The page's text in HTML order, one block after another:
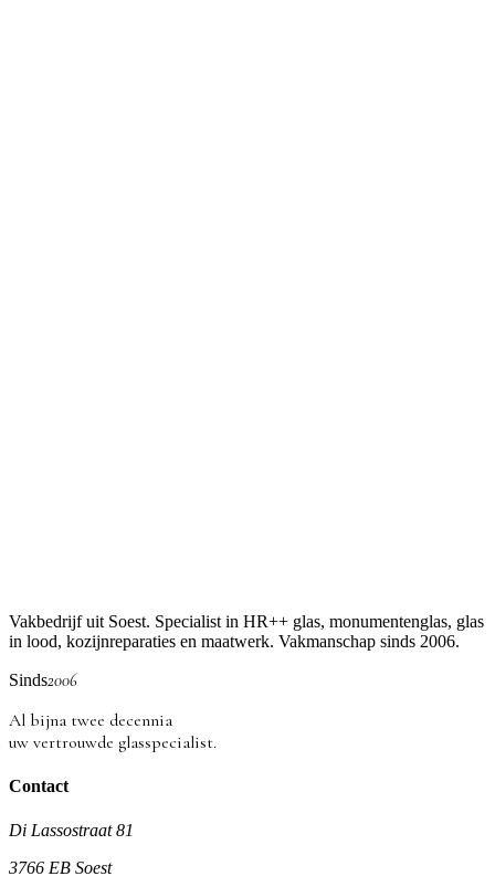
Vakbedrijf uit Soest. Specialist in HR++ glas, monumentenglas, glas
in lood, kozijnreparaties en maatwerk. Vakmanschap sinds 2006.
Sinds2006
Al bijna twee decennia
uw vertrouwde glasspecialist.
Contact
Di Lassostraat 81
3766 EB Soest